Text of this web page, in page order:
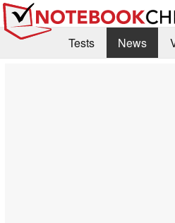
Tests News